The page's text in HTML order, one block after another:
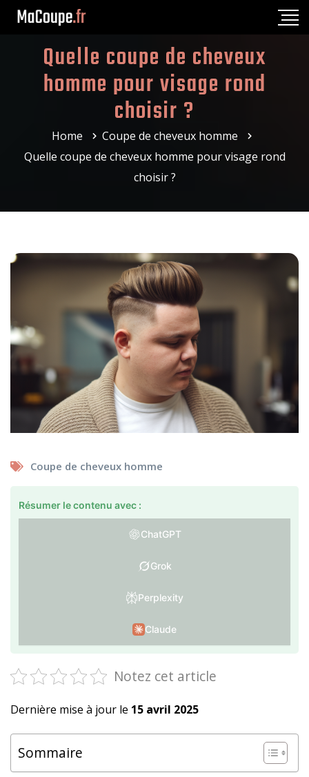
Quelle coupe de cheveux
homme pour visage rond
choisir ?
Home
Coupe de cheveux homme
Quelle coupe de cheveux homme pour visage rond
choisir ?
Coupe de cheveux homme
Résumer le contenu avec :
ChatGPT
Grok
Perplexity
Claude
Notez cet article
Dernière mise à jour le 15 avril 2025
Sommaire